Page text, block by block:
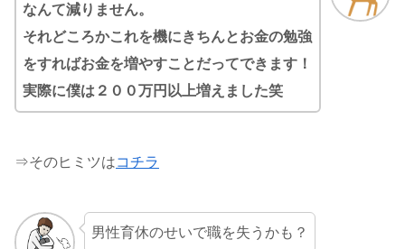
なんて減りません。
それどころかこれを機にきちんとお金の勉強
をすればお金を増やすことだってできます！
実際に僕は ２ ００万円以上増えました笑
⇒そのヒミツはコチラ
男性育休のせいで職を失うかも？